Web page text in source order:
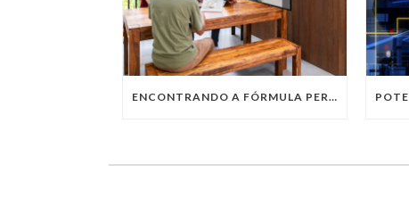
ENCONTRANDO A FÓRMULA PERFEITA: TRABALHO PRESENCIAL, HOME OFFICE OU TRABALHO HÍBRIDO?